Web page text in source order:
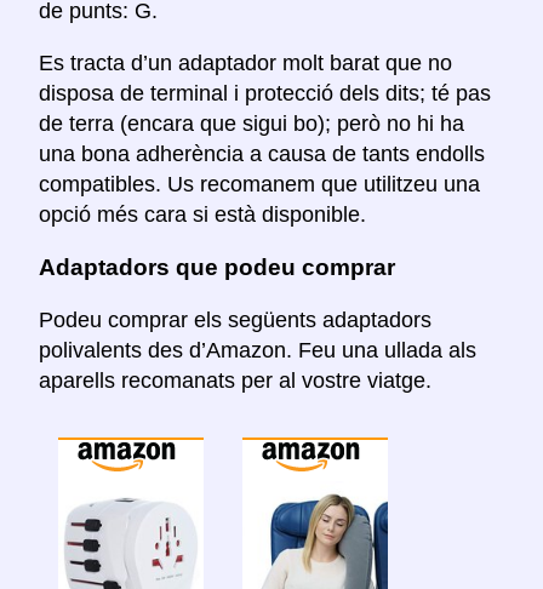
de punts: G.
Es tracta d’un adaptador molt barat que no
disposa de terminal i protecció dels dits; té pas
de terra (encara que sigui bo); però no hi ha
una bona adherència a causa de tants endolls
compatibles. Us recomanem que utilitzeu una
opció més cara si està disponible.
Adaptadors que podeu comprar
Podeu comprar els següents adaptadors
polivalents des d’Amazon. Feu una ullada als
aparells recomanats per al vostre viatge.